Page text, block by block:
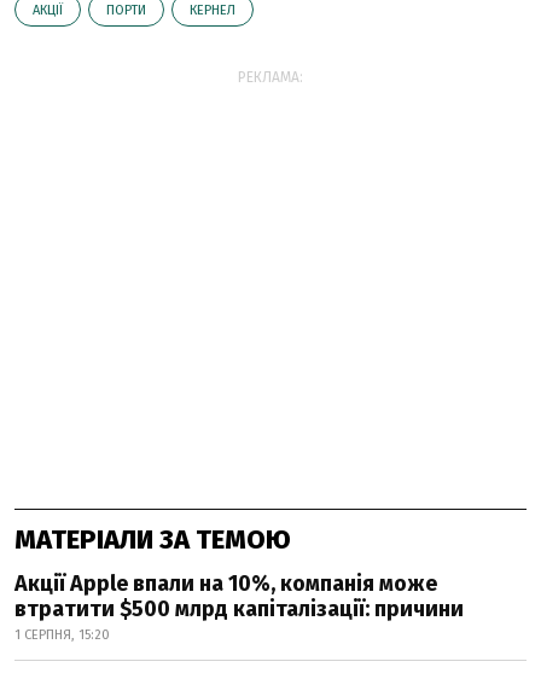
АКЦІЇ ПОРТИ КЕРНЕЛ
РЕКЛАМА:
МАТЕРІАЛИ ЗА ТЕМОЮ
Акції Apple впали на 10%, компанія може
втратити $500 млрд капіталізації: причини
1 СЕРПНЯ, 15:20